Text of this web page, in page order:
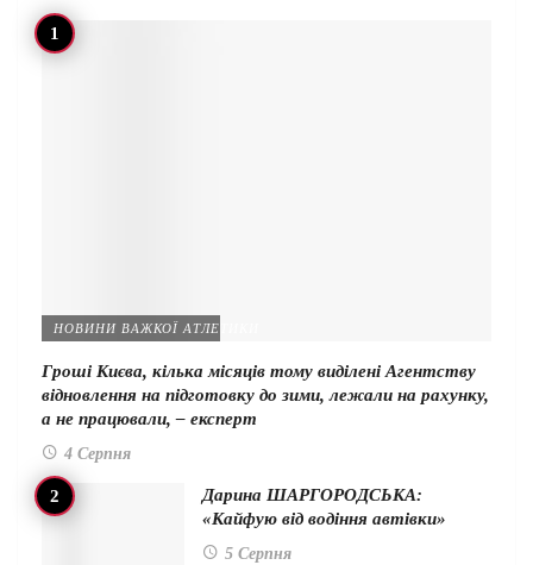
НОВИНИ ВАЖКОЇ АТЛЕТИКИ
Гроші Києва, кілька місяців тому виділені Агентству
відновлення на підготовку до зими, лежали на рахунку,
а не працювали, – експерт
4 Серпня
Дарина ШАРГОРОДСЬКА:
«Кайфую від водіння автівки»
5 Серпня